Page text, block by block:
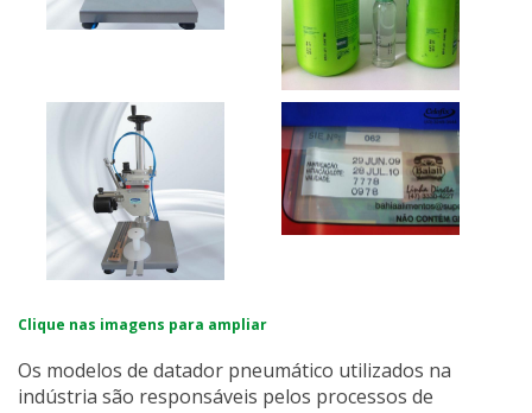
Clique nas imagens para ampliar
Os modelos de datador pneumático utilizados na
indústria são responsáveis pelos processos de